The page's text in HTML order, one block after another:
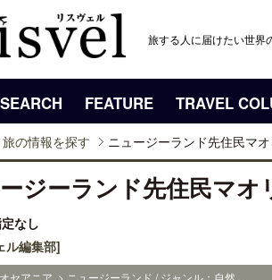
旅する人に届けたい世界
SEARCH FEATURE TRAVEL
旅の情報を探す ニュージーランド先住民マ
ジーランド先住民マオ
なし
ル編集部]
セアニア > ニュージーランド / ジャンル：自然 ,